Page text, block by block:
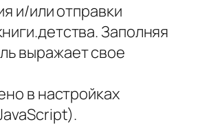
и/или отправки
Заполняя
выражает свое
в настройках